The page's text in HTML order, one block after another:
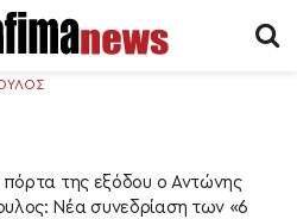
πόρτα της εξόδου ο Αντώνης
Νέα συνεδρίαση των «6